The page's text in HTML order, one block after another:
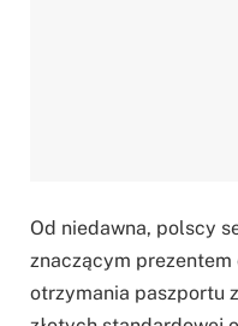
Od niedawna, polscy
znaczącym prezentem
otrzymania paszportu